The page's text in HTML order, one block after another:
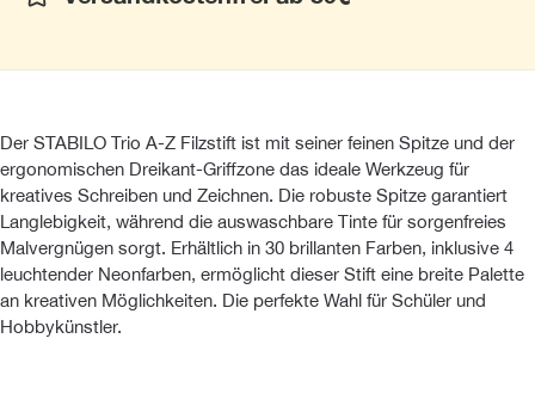
Der STABILO Trio A-Z Filzstift ist mit seiner feinen Spitze und der
ergonomischen Dreikant-Griffzone das ideale Werkzeug für
kreatives Schreiben und Zeichnen. Die robuste Spitze garantiert
Langlebigkeit, während die auswaschbare Tinte für sorgenfreies
Malvergnügen sorgt. Erhältlich in 30 brillanten Farben, inklusive 4
leuchtender Neonfarben, ermöglicht dieser Stift eine breite Palette
an kreativen Möglichkeiten. Die perfekte Wahl für Schüler und
Hobbykünstler.